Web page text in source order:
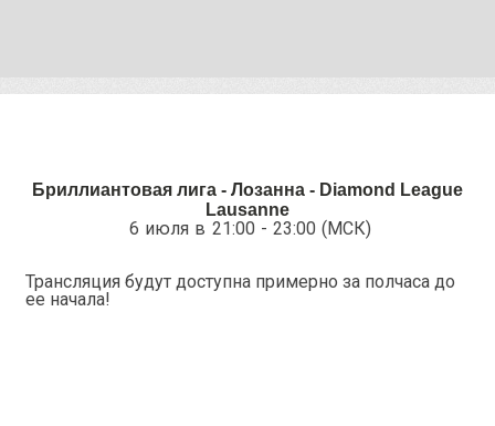
Бриллиантовая лига - Лозанна - Diamond League
Lausanne
6 июля в 21:00 - 23:00 (МСК)
Трансляция будут доступна примерно за полчаса до
ее начала!